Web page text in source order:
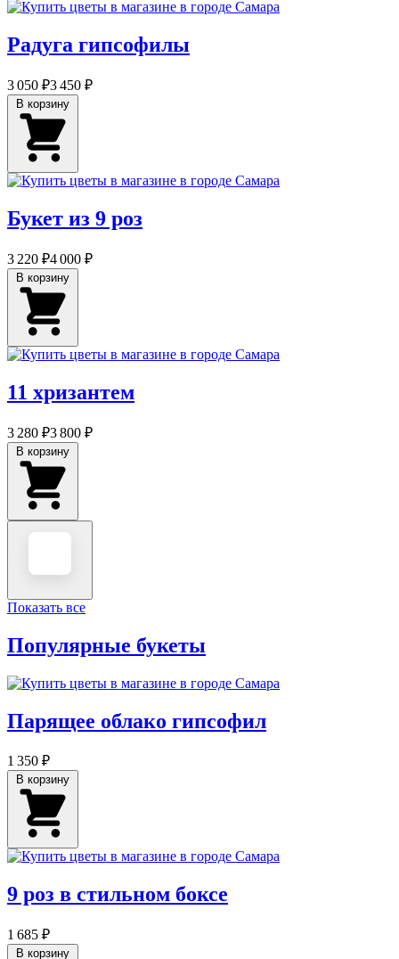
Радуга гипсофилы
3 050 ₽3 450 ₽
Букет из 9 роз
3 220 ₽4 000 ₽
11 хризантем
3 280 ₽3 800 ₽
Показать все
Популярные букеты
Парящее облако гипсофил
1 350 ₽
9 роз в стильном боксе
1 685 ₽